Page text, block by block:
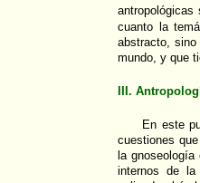
cuanto la
abstracto,
mundo, y que
III.
En este
cuestiones
la
internos de